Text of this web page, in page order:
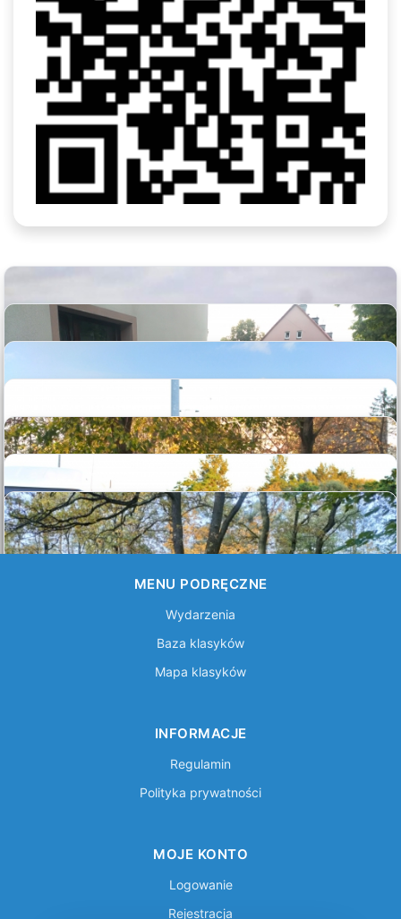
MENU PODRĘCZNE
Wydarzenia
Baza klasyków
Mapa klasyków
INFORMACJE
Regulamin
Polityka prywatności
MOJE KONTO
Logowanie
Rejestracja